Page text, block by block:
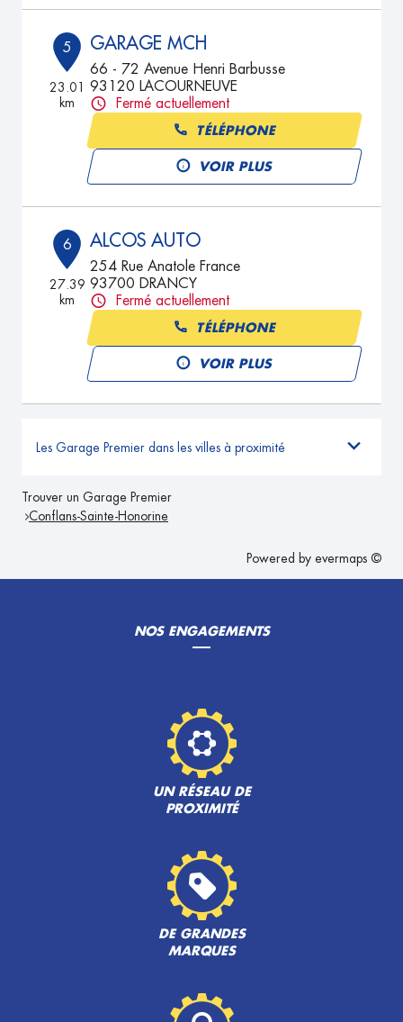
5
23.01
km
GARAGE MCH
66 - 72 Avenue Henri Barbusse
93120 LACOURNEUVE
Fermé actuellement
TÉLÉPHONE
VOIR PLUS
6
27.39
km
ALCOS AUTO
254 Rue Anatole France
93700 DRANCY
Fermé actuellement
TÉLÉPHONE
VOIR PLUS
Les Garage Premier dans les villes à proximité
Trouver un Garage Premier
Conflans-Sainte-Honorine
Powered by evermaps ©
NOS ENGAGEMENTS
UN RÉSEAU DE
PROXIMITÉ
DE GRANDES
MARQUES